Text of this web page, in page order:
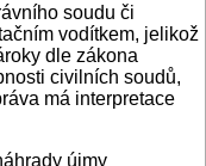
soudu či
vodítkem, jelikož
dle zákona
civilních soudů,
má interpretace
újmy